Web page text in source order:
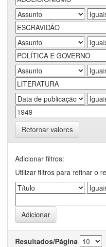
Retornar valores
Adicionar filtros:
Utilizar filtros para refinar o
Resultados/Página